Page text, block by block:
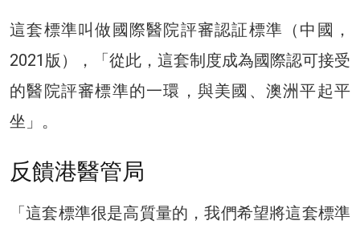
這套標準叫做國際醫院評審認証標準（中國，
2021版），「從此，這套制度成為國際認可接受
的醫院評審標準的一環，與美國、澳洲平起平
坐」。
反饋港醫管局
「這套標準很是高質量的，我們希望將這套標準